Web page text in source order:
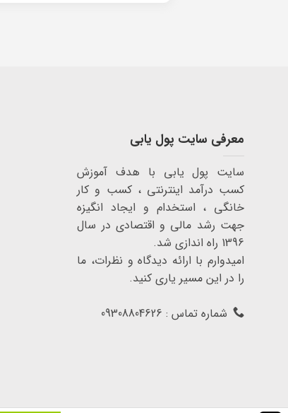
معرفی سایت پول یابی
سایت پول یابی با هدف آموزش
کسب درآمد اینترنتی ، کسب و کار
خانگی ، استخدام و ایجاد انگیزه
جهت رشد مالی و اقتصادی در سال
1396 راه اندازی شد.
امیدوارم با ارائه دیدگاه و نظرات، ما
را در این مسیر یاری کنید.
شماره تماس : 09308804626